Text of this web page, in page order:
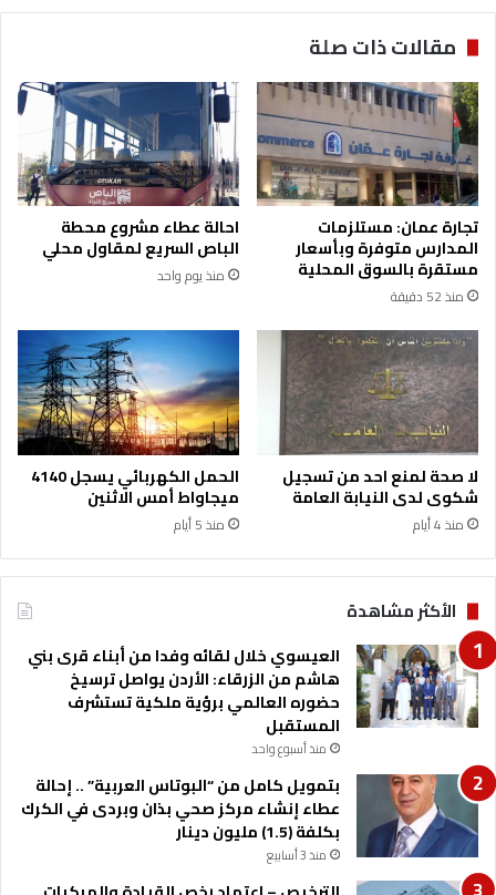
ئ
ل
ي
ة
ع
ل
ى
ج
ن
و
ب
ي
ب
ن
ن
ل
ك
ت
و
ر
ب
ش
ا
ر
ا
ل
خ
ا
ت
ة
-
م
ر
ك
ز
ص
ح
ي
ش
ف
ا
ب
ر
ا
مقالات ذات صلة
تجارة عمان: مستلزمات
المدارس متوفرة وبأسعار
مستقرة بالسوق المحلية
منذ 52 دقيقة
احالة عطاء مشروع محطة
الباص السريع لمقاول محلي
منذ يوم واحد
لا صحة لمنع احد من تسجيل
شكوى لدى النيابة العامة
منذ 4 أيام
الحمل الكهربائي يسجل 4140
ميجاواط أمس الاثنين
منذ 5 أيام
الأكثر مشاهدة
العيسوي خلال لقائه وفدا من أبناء قرى بني
هاشم من الزرقاء: الأردن يواصل ترسيخ
حضوره العالمي برؤية ملكية تستشرف
المستقبل
منذ أسبوع واحد
بتمويل كامل من “البوتاس العربية” .. إحالة
عطاء إنشاء مركز صحي بذان وبردى في الكرك
بكلفة (1.5) مليون دينار
منذ 3 أسابيع